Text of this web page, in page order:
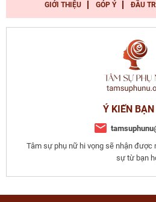
GIỚI THIỆU GÓP Ý ĐẦU
Ý KIẾN
Tâm sự phụ nữ hi vọng sẽ nhận được
sự từ bạn